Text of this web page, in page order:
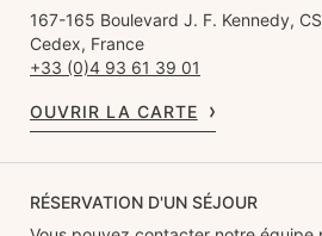
167-165 Boulevard J. F. Kennedy,
Cedex, France
+33 (0)4 93 61 39 01
OUVRIR LA CARTE
RÉSERVATION D'UN SÉJOUR